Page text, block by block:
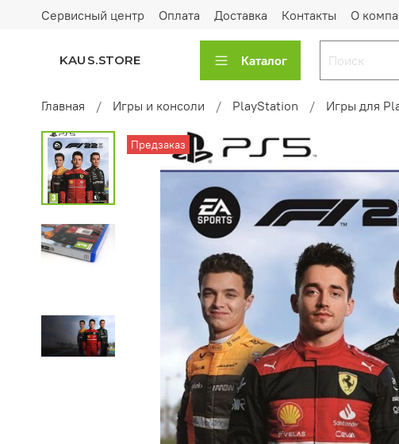
Сервисный центр Оплата Доставка Контакты О
KAUS.STORE Каталог
Главная Игры и консоли PlayStation Игры для
Предзаказ